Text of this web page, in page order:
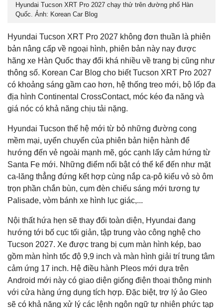
Hyundai Tucson XRT Pro 2027 chạy thử trên đường phố Hàn
Quốc. Ảnh: Korean Car Blog
Hyundai Tucson XRT Pro 2027 không đơn thuần là phiên
bản nâng cấp về ngoại hình, phiên bản này nay được
hãng xe Hàn Quốc thay đổi khá nhiều về trang bị cũng như
thông số. Korean Car Blog cho biết Tucson XRT Pro 2027
có khoảng sáng gầm cao hơn, hệ thống treo mới, bộ lốp đa
địa hình Continental CrossContact, móc kéo đa năng và
giá nóc có khả năng chịu tải nặng.
Hyundai Tucson thế hệ mới từ bỏ những đường cong
mềm mại, uyển chuyển của phiên bản hiện hành để
hướng đến vẻ ngoài mạnh mẽ, góc cạnh lấy cảm hứng từ
Santa Fe mới. Những điểm nổi bật có thể kể đến như mặt
ca-lăng thẳng đứng kết hợp cùng nắp ca-pô kiểu vỏ sò ôm
trọn phần chắn bùn, cụm đèn chiếu sáng mới tương tự
Palisade, vòm bánh xe hình lục giác,...
Nội thất hứa hẹn sẽ thay đổi toàn diện, Hyundai đang
hướng tới bố cục tối giản, tập trung vào công nghệ cho
Tucson 2027. Xe được trang bị cụm màn hình kép, bao
gồm màn hình tốc độ 9,9 inch và màn hình giải trí trung tâm
cảm ứng 17 inch. Hệ điều hành Pleos mới dựa trên
Android mới này có giao diện giống điện thoại thông minh
với cửa hàng ứng dụng tích hợp. Đặc biệt, trợ lý ảo Gleo
sẽ có khả năng xử lý các lệnh ngôn ngữ tự nhiên phức tạp